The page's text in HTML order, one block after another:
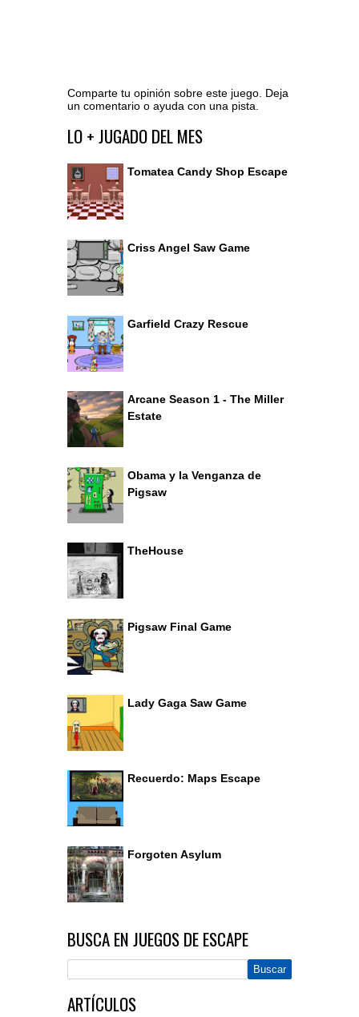
Comparte tu opinión sobre este juego. Deja
un comentario o ayuda con una pista.
Ir al editor de comentarios
LO + JUGADO DEL MES
Tomatea Candy Shop Escape
Criss Angel Saw Game
Garfield Crazy Rescue
Arcane Season 1 - The Miller
Estate
Obama y la Venganza de
Pigsaw
TheHouse
Pigsaw Final Game
Lady Gaga Saw Game
Recuerdo: Maps Escape
Forgoten Asylum
BUSCA EN JUEGOS DE ESCAPE
ARTÍCULOS